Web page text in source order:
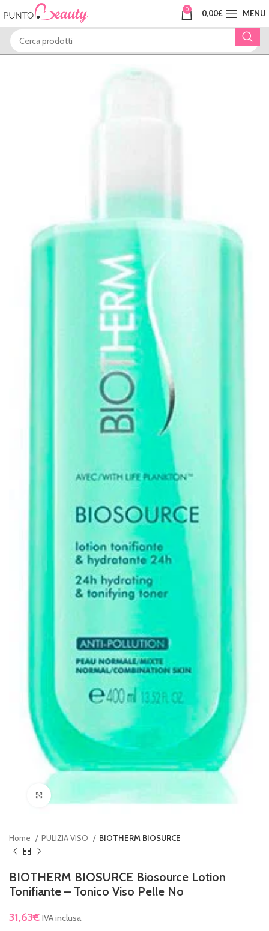
0 0,00€ MENU
Clicca per ingrandire
Home PULIZIA VISO BIOTHERM BIOSURCE
BIOTHERM BIOSURCE Biosource Lotion
Tonifiante – Tonico Viso Pelle No
31,63€ IVA inclusa